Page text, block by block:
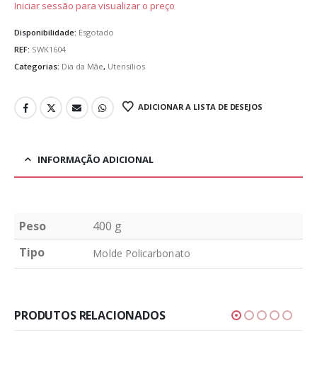
Iniciar sessão para visualizar o preço
Disponibilidade: Esgotado
REF: SWK1604
Categorias: Dia da Mãe, Utensílios
ADICIONAR A LISTA DE DESEJOS
INFORMAÇÃO ADICIONAL
Peso
400 g
Tipo
Molde Policarbonato
PRODUTOS RELACIONADOS